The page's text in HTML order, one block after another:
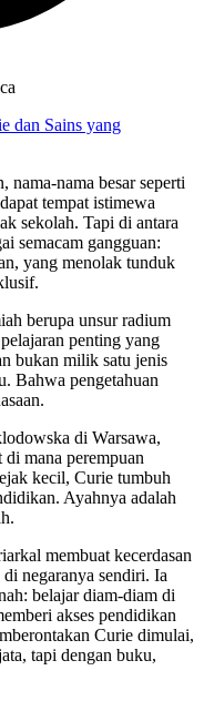
nama-nama besar seperti
tempat istimewa
sekolah. Tapi di antara
semacam gangguan:
yang menolak tunduk
berupa unsur radium
penting yang
bukan milik satu jenis
Bahwa pengetahuan
di Warsawa,
di mana perempuan
kecil, Curie tumbuh
Ayahnya adalah
membuat kecerdasan
negaranya sendiri. Ia
belajar diam-diam di
akses pendidikan
Curie dimulai,
tapi dengan buku,